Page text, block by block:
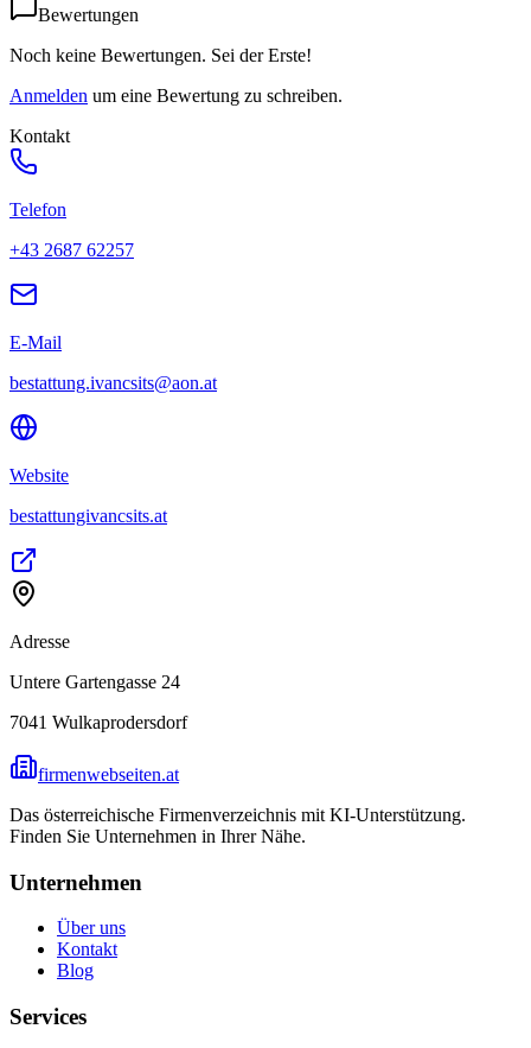
Bewertungen
Noch keine Bewertungen. Sei der Erste!
Anmelden um eine Bewertung zu schreiben.
Kontakt
Telefon
+43 2687 62257
E-Mail
bestattung.ivancsits@aon.at
Website
bestattungivancsits.at
Adresse
Untere Gartengasse 24
7041 Wulkaprodersdorf
firmenwebseiten.at
Das österreichische Firmenverzeichnis mit KI-Unterstützung.
Finden Sie Unternehmen in Ihrer Nähe.
Unternehmen
Über uns
Kontakt
Blog
Services